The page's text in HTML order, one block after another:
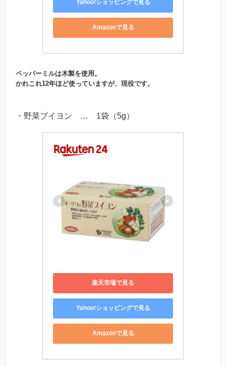
Yahoo!ショッピングで見る
Amazonで見る
ペッパーミルは木製を使用。
かれこれ12年ほど使っていますが、現役です。
・野菜ブイヨン … 1袋（5g）
楽天市場で見る
Yahoo!ショッピングで見る
Amazonで見る